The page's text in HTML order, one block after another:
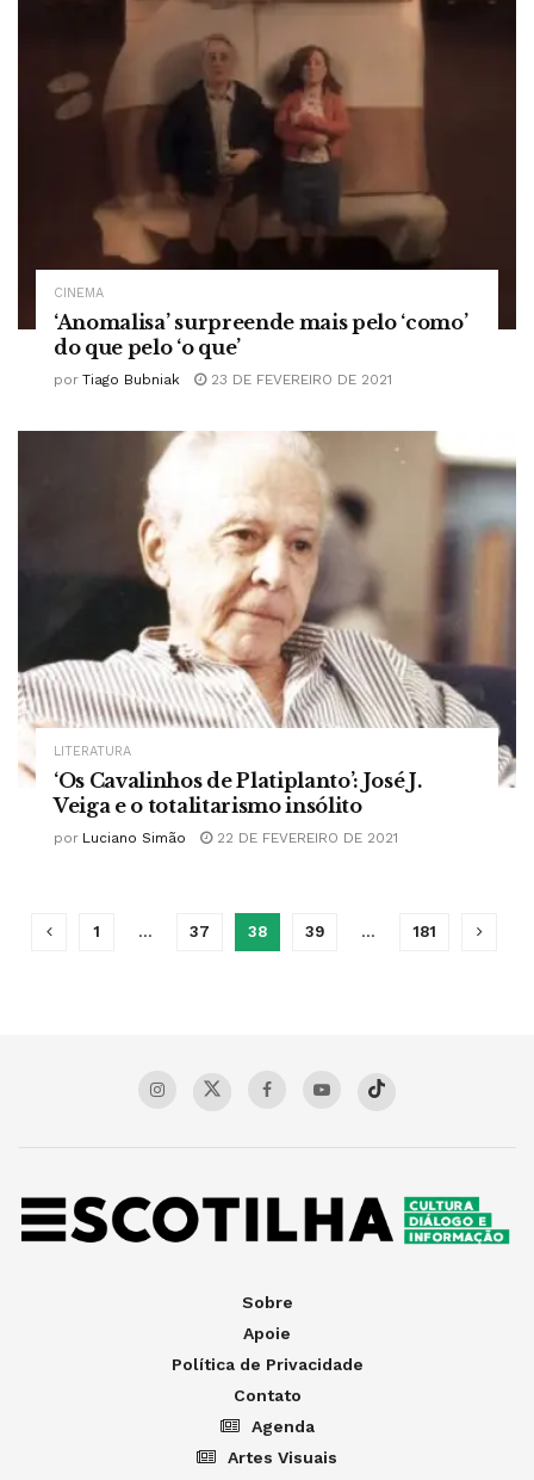
CINEMA
‘Anomalisa’ surpreende mais pelo ‘como’
do que pelo ‘o que’
por Tiago Bubniak 23 DE FEVEREIRO DE 2021
LITERATURA
‘Os Cavalinhos de Platiplanto’: José J.
Veiga e o totalitarismo insólito
por Luciano Simão 22 DE FEVEREIRO DE 2021
1 … 37 38 39 … 181
Sobre
Apoie
Política de Privacidade
Contato
Agenda
Artes Visuais